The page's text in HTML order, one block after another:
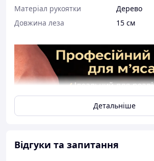
Матеріал рукоятки
Дерево
Довжина леза
15 см
Детальніше
Відгуки та запитання